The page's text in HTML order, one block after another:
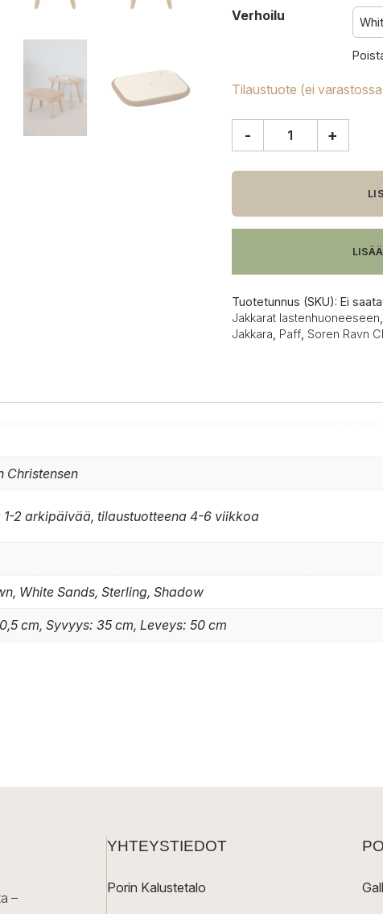
Verhoilu
Tilaustuote (ei
jakkara,
määrä
- +
Tuotetunnus (SKU): Ei
Jakkarat lastenhuoneeseen
Jakkara Paff, Soren Ravn
Christensen
1-2 arkipäivää, tilaustuotteena 4-6 viikkoa
White Sands, Sterling, Shadow
cm, Syvyys: 35 cm, Leveys: 50 cm
–
YHTEYSTIEDOT
Porin Kalustetalo